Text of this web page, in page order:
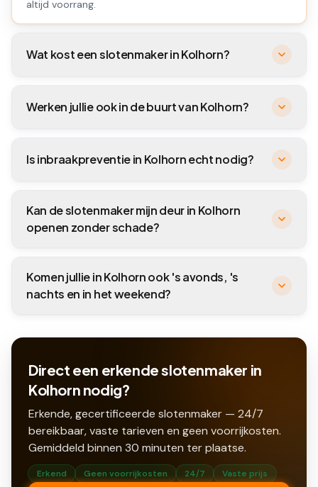
altijd voorrang.
Wat kost een slotenmaker in Kolhorn?
Werken jullie ook in de buurt van Kolhorn?
Is inbraakpreventie in Kolhorn echt nodig?
Kan de slotenmaker mijn deur in Kolhorn
openen zonder schade?
Komen jullie in Kolhorn ook 's avonds, 's
nachts en in het weekend?
Direct een erkende slotenmaker in
Kolhorn nodig?
Erkende, gecertificeerde slotenmaker — 24/7
bereikbaar, vaste tarieven en geen voorrijkosten.
Gemiddeld binnen 30 minuten ter plaatse.
Erkend Geen voorrijkosten 24/7 Vaste prijs